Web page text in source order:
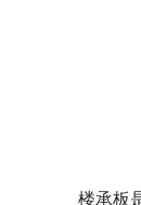
楼承板